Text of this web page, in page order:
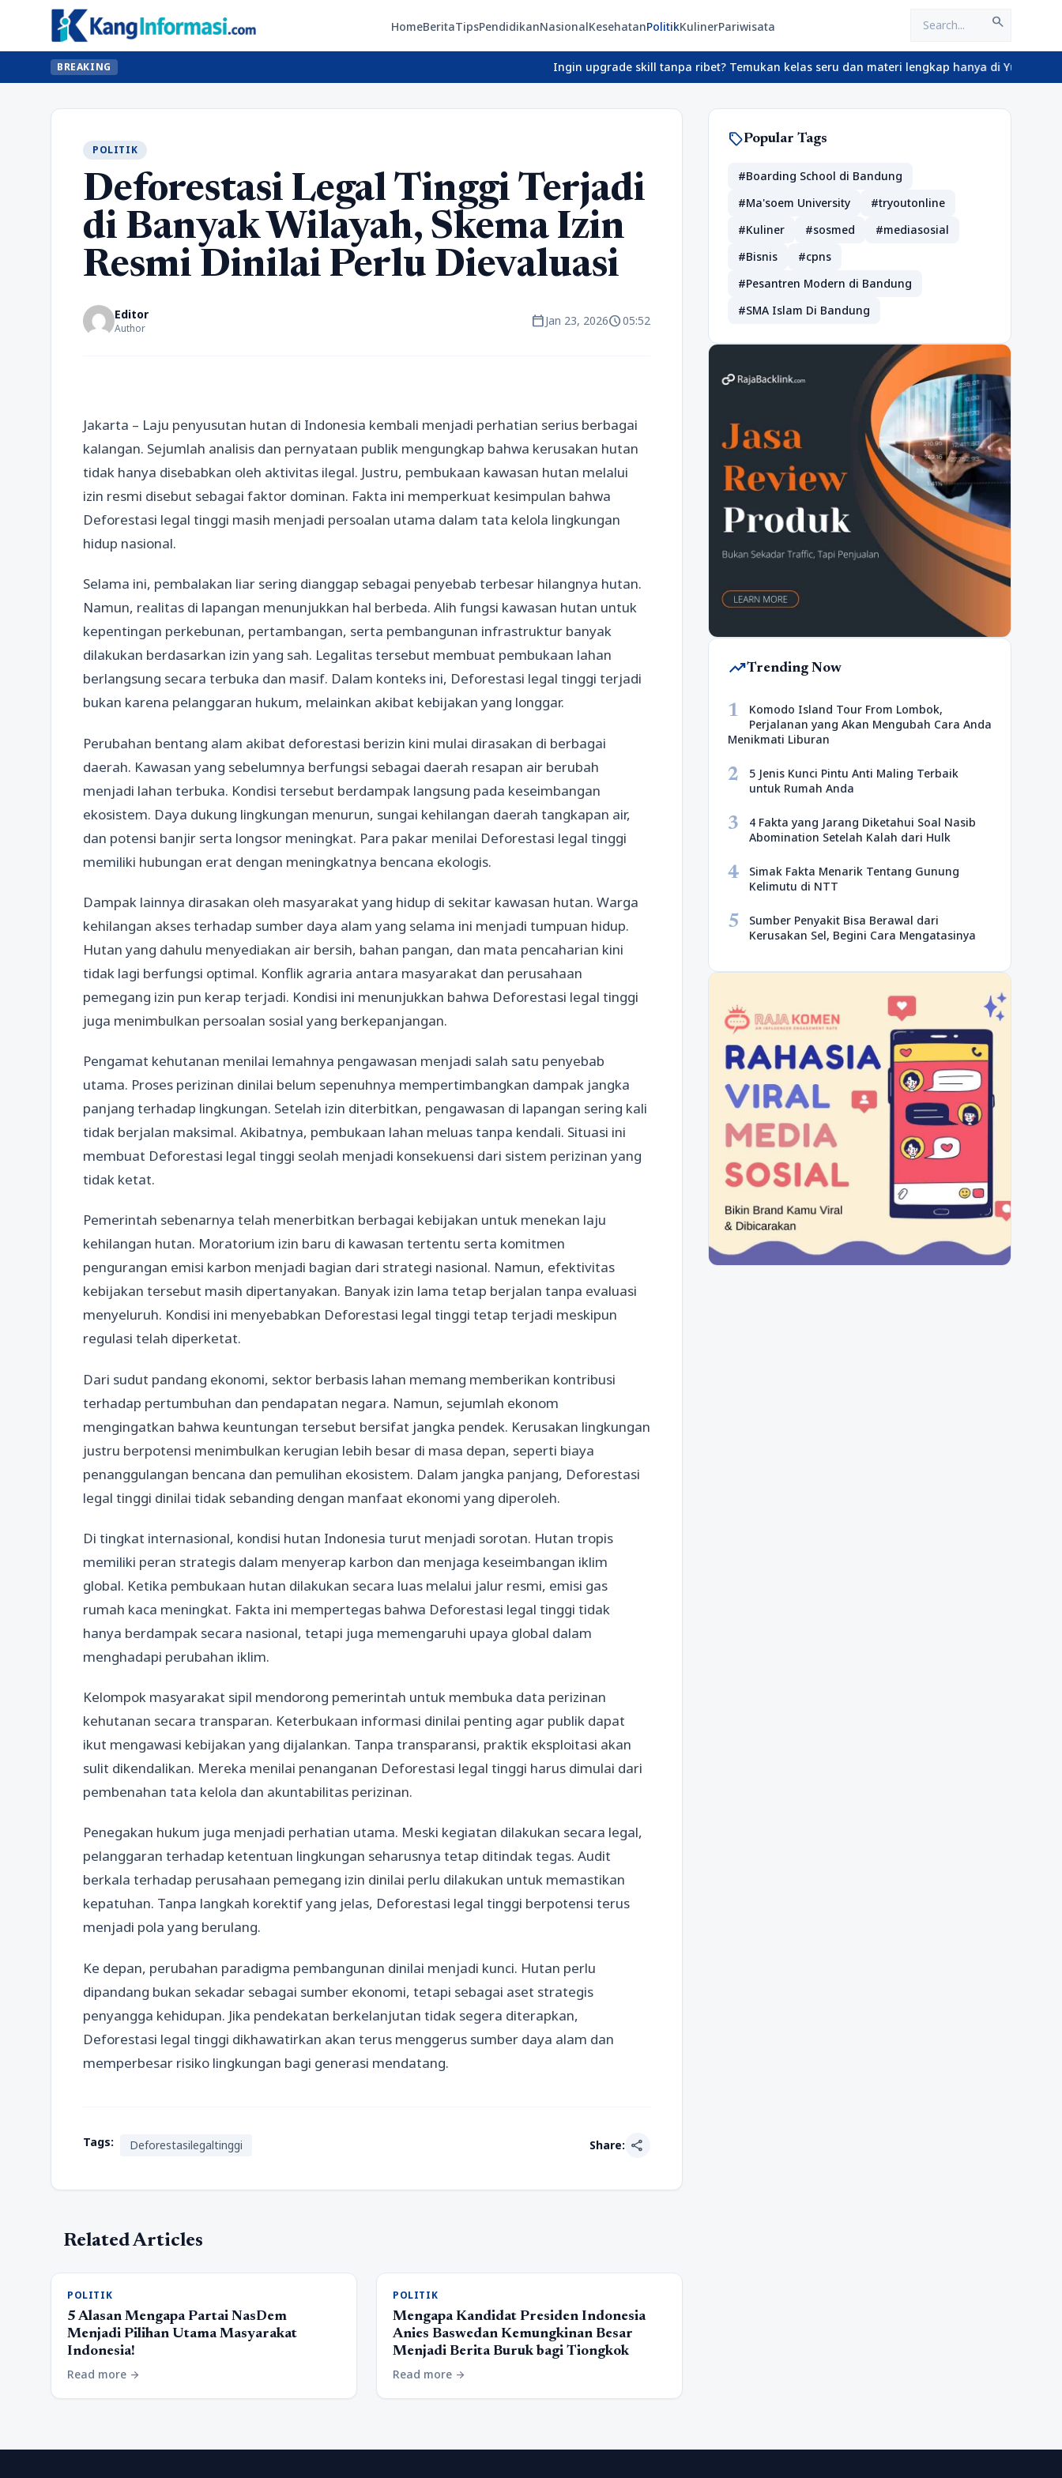
HomeBeritaTipsPendidikanNasionalKesehatanPolitikKulinerPariwisata search
BREAKING Ingin upgrade skill tanpa ribet? Temukan kelas seru dan materi lengkap hanya di YukBelajar.com.
POLITIK
Deforestasi Legal Tinggi Terjadi
di Banyak Wilayah, Skema Izin
Resmi Dinilai Perlu Dievaluasi
Editor
Author calendar_todayJan 23, 2026schedule05:52
Jakarta – Laju penyusutan hutan di Indonesia kembali menjadi perhatian serius berbagai
kalangan. Sejumlah analisis dan pernyataan publik mengungkap bahwa kerusakan hutan
tidak hanya disebabkan oleh aktivitas ilegal. Justru, pembukaan kawasan hutan melalui
izin resmi disebut sebagai faktor dominan. Fakta ini memperkuat kesimpulan bahwa
Deforestasi legal tinggi masih menjadi persoalan utama dalam tata kelola lingkungan
hidup nasional.
Selama ini, pembalakan liar sering dianggap sebagai penyebab terbesar hilangnya hutan.
Namun, realitas di lapangan menunjukkan hal berbeda. Alih fungsi kawasan hutan untuk
kepentingan perkebunan, pertambangan, serta pembangunan infrastruktur banyak
dilakukan berdasarkan izin yang sah. Legalitas tersebut membuat pembukaan lahan
berlangsung secara terbuka dan masif. Dalam konteks ini, Deforestasi legal tinggi terjadi
bukan karena pelanggaran hukum, melainkan akibat kebijakan yang longgar.
Perubahan bentang alam akibat deforestasi berizin kini mulai dirasakan di berbagai
daerah. Kawasan yang sebelumnya berfungsi sebagai daerah resapan air berubah
menjadi lahan terbuka. Kondisi tersebut berdampak langsung pada keseimbangan
ekosistem. Daya dukung lingkungan menurun, sungai kehilangan daerah tangkapan air,
dan potensi banjir serta longsor meningkat. Para pakar menilai Deforestasi legal tinggi
memiliki hubungan erat dengan meningkatnya bencana ekologis.
Dampak lainnya dirasakan oleh masyarakat yang hidup di sekitar kawasan hutan. Warga
kehilangan akses terhadap sumber daya alam yang selama ini menjadi tumpuan hidup.
Hutan yang dahulu menyediakan air bersih, bahan pangan, dan mata pencaharian kini
tidak lagi berfungsi optimal. Konflik agraria antara masyarakat dan perusahaan
pemegang izin pun kerap terjadi. Kondisi ini menunjukkan bahwa Deforestasi legal tinggi
juga menimbulkan persoalan sosial yang berkepanjangan.
Pengamat kehutanan menilai lemahnya pengawasan menjadi salah satu penyebab
utama. Proses perizinan dinilai belum sepenuhnya mempertimbangkan dampak jangka
panjang terhadap lingkungan. Setelah izin diterbitkan, pengawasan di lapangan sering kali
tidak berjalan maksimal. Akibatnya, pembukaan lahan meluas tanpa kendali. Situasi ini
membuat Deforestasi legal tinggi seolah menjadi konsekuensi dari sistem perizinan yang
tidak ketat.
Pemerintah sebenarnya telah menerbitkan berbagai kebijakan untuk menekan laju
kehilangan hutan. Moratorium izin baru di kawasan tertentu serta komitmen
pengurangan emisi karbon menjadi bagian dari strategi nasional. Namun, efektivitas
kebijakan tersebut masih dipertanyakan. Banyak izin lama tetap berjalan tanpa evaluasi
menyeluruh. Kondisi ini menyebabkan Deforestasi legal tinggi tetap terjadi meskipun
regulasi telah diperketat.
Dari sudut pandang ekonomi, sektor berbasis lahan memang memberikan kontribusi
terhadap pertumbuhan dan pendapatan negara. Namun, sejumlah ekonom
mengingatkan bahwa keuntungan tersebut bersifat jangka pendek. Kerusakan lingkungan
justru berpotensi menimbulkan kerugian lebih besar di masa depan, seperti biaya
penanggulangan bencana dan pemulihan ekosistem. Dalam jangka panjang, Deforestasi
legal tinggi dinilai tidak sebanding dengan manfaat ekonomi yang diperoleh.
Di tingkat internasional, kondisi hutan Indonesia turut menjadi sorotan. Hutan tropis
memiliki peran strategis dalam menyerap karbon dan menjaga keseimbangan iklim
global. Ketika pembukaan hutan dilakukan secara luas melalui jalur resmi, emisi gas
rumah kaca meningkat. Fakta ini mempertegas bahwa Deforestasi legal tinggi tidak
hanya berdampak secara nasional, tetapi juga memengaruhi upaya global dalam
menghadapi perubahan iklim.
Kelompok masyarakat sipil mendorong pemerintah untuk membuka data perizinan
kehutanan secara transparan. Keterbukaan informasi dinilai penting agar publik dapat
ikut mengawasi kebijakan yang dijalankan. Tanpa transparansi, praktik eksploitasi akan
sulit dikendalikan. Mereka menilai penanganan Deforestasi legal tinggi harus dimulai dari
pembenahan tata kelola dan akuntabilitas perizinan.
Penegakan hukum juga menjadi perhatian utama. Meski kegiatan dilakukan secara legal,
pelanggaran terhadap ketentuan lingkungan seharusnya tetap ditindak tegas. Audit
berkala terhadap perusahaan pemegang izin dinilai perlu dilakukan untuk memastikan
kepatuhan. Tanpa langkah korektif yang jelas, Deforestasi legal tinggi berpotensi terus
menjadi pola yang berulang.
Ke depan, perubahan paradigma pembangunan dinilai menjadi kunci. Hutan perlu
dipandang bukan sekadar sebagai sumber ekonomi, tetapi sebagai aset strategis
penyangga kehidupan. Jika pendekatan berkelanjutan tidak segera diterapkan,
Deforestasi legal tinggi dikhawatirkan akan terus menggerus sumber daya alam dan
memperbesar risiko lingkungan bagi generasi mendatang.
Tags: Deforestasilegaltinggi Share: share
Related Articles
POLITIK
5 Alasan Mengapa Partai NasDem
Menjadi Pilihan Utama Masyarakat
Indonesia!
Read more arrow_forward
POLITIK
Mengapa Kandidat Presiden Indonesia
Anies Baswedan Kemungkinan Besar
Menjadi Berita Buruk bagi Tiongkok
Read more arrow_forward
sellPopular Tags
#Boarding School di Bandung
#Ma'soem University
#tryoutonline
#Kuliner
#sosmed
#mediasosial
#Bisnis
#cpns
#Pesantren Modern di Bandung
#SMA Islam Di Bandung
trending_upTrending Now
1
Komodo Island Tour From Lombok,
Perjalanan yang Akan Mengubah Cara Anda
Menikmati Liburan
2
5 Jenis Kunci Pintu Anti Maling Terbaik
untuk Rumah Anda
3
4 Fakta yang Jarang Diketahui Soal Nasib
Abomination Setelah Kalah dari Hulk
4
Simak Fakta Menarik Tentang Gunung
Kelimutu di NTT
5
Sumber Penyakit Bisa Berawal dari
Kerusakan Sel, Begini Cara Mengatasinya